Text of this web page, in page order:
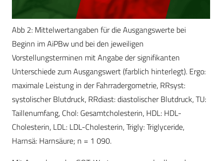
Abb 2: Mittelwertangaben für die Ausgangswerte bei
Beginn im AiPBw und bei den jeweiligen
Vorstellungsterminen mit Angabe der signifikanten
Unterschiede zum Ausgangswert (farblich hinterlegt). Ergo:
maximale Leistung in der Fahrradergometrie, RRsyst:
systolischer Blutdruck, RRdiast: diastolischer Blutdruck, TU:
Taillenumfang, Chol: Gesamtcholesterin, HDL: HDL-
Cholesterin, LDL: LDL-Cholesterin, Trigly: Triglyceride,
Harnsä: Harnsäure; n = 1 090.